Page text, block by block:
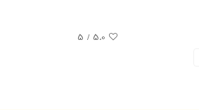
5.0
/ 5